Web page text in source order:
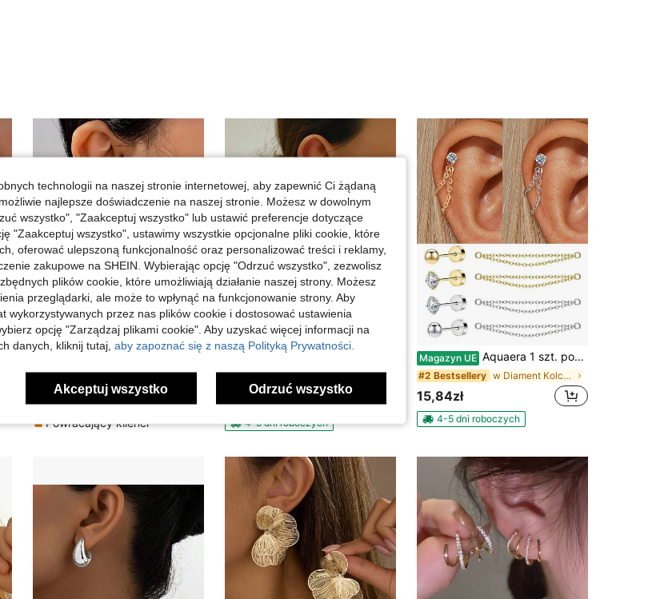
4,94 680
17
1 para minimalistycznych kolczyków w kształcie rozgwiazdy, europejski i amerykański design, modne kolczyki w stylu oceanicznym dla kobiet
#2 Bestsellery w Rozgwiazda Kolczyki damskie
14,85zł
15,00złnajniższa cena
Powracający klienci
5
Zaoszczędź 0,16zł
#1 Bestsellery w Żelazo Kolczyki damskie sztyfty
15,84zł
16,00złnajniższa cena
4-5 dni roboczych
Magazyn UE Aquaera 1 szt. pozłacany 18K kolczyk do chrząstki helix z płaskim tyłem, z zawieszką na łańcuszku, 4-szponowy, z inkrustacją z cyrkonii, hipoalergiczny, biżuteria fine
#2 Bestsellery w Diament Kolczyki damskie
15,84zł
4-5 dni roboczych
technologii na naszej stronie internetowej, aby zapewnić Ci żądaną
najlepsze doświadczenie na naszej stronie. Możesz w dowolnym
wszystko", "Zaakceptuj wszystko" lub ustawić preferencje dotyczące
"Zaakceptuj wszystko", ustawimy wszystkie opcjonalne pliki cookie, które
oferować ulepszoną funkcjonalność oraz personalizować treści i reklamy,
zakupowe na SHEIN. Wybierając opcję "Odrzuć wszystko", zezwolisz
plików cookie, które umożliwiają działanie naszej strony. Możesz
przeglądarki, ale może to wpłynąć na funkcjonowanie strony. Aby
wykorzystywanych przez nas plików cookie i dostosować ustawienia
opcję "Zarządzaj plikami cookie". Aby uzyskać więcej informacji na
danych, kliknij tutaj, aby zapoznać się z naszą Polityką Prywatności.
Akceptuj wszystko Odrzuć wszystko